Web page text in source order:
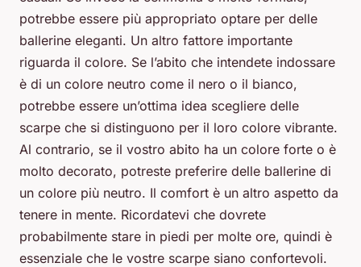
potrebbe essere più appropriato optare per delle
ballerine eleganti. Un altro fattore importante
riguarda il colore. Se l’abito che intendete indossare
è di un colore neutro come il nero o il bianco,
potrebbe essere un’ottima idea scegliere delle
scarpe che si distinguono per il loro colore vibrante.
Al contrario, se il vostro abito ha un colore forte o è
molto decorato, potreste preferire delle ballerine di
un colore più neutro. Il comfort è un altro aspetto da
tenere in mente. Ricordatevi che dovrete
probabilmente stare in piedi per molte ore, quindi è
essenziale che le vostre scarpe siano confortevoli.